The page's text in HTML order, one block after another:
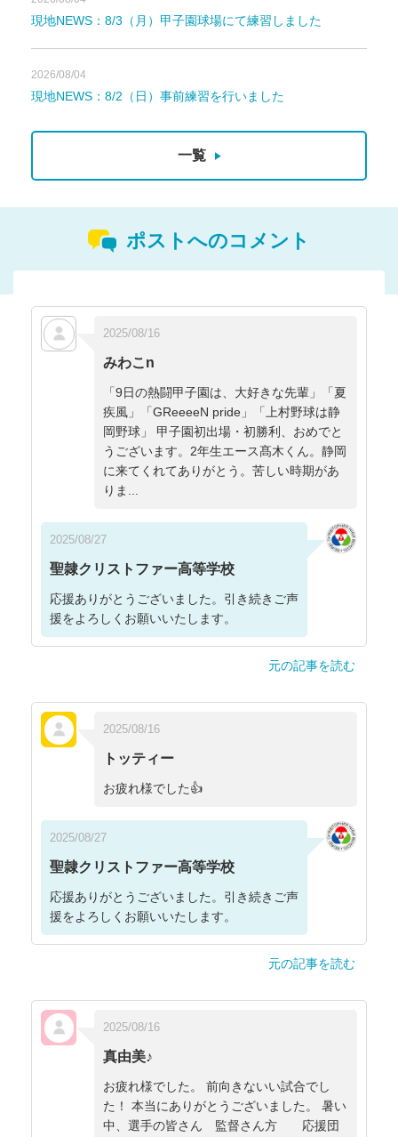
現地NEWS：8/3（月）甲子園球場にて練習しました
2026/08/04
現地NEWS：8/2（日）事前練習を行いました
一覧
ポストへのコメント
2025/08/16
みわこn
「9日の熱闘甲子園は、大好きな先輩」「夏
疾風」「GReeeeN pride」「上村野球は静
岡野球」 甲子園初出場・初勝利、おめでと
うございます。2年生エース髙木くん。静岡
に来てくれてありがとう。苦しい時期があ
りま...
2025/08/27
聖隷クリストファー高等学校
応援ありがとうございました。引き続きご声
援をよろしくお願いいたします。
元の記事を読む
2025/08/16
トッティー
お疲れ様でした👍
2025/08/27
聖隷クリストファー高等学校
応援ありがとうございました。引き続きご声
援をよろしくお願いいたします。
元の記事を読む
2025/08/16
真由美♪
お疲れ様でした。 前向きないい試合でし
た！ 本当にありがとうございました。 暑い
中、選手の皆さん 監督さん方 応援団